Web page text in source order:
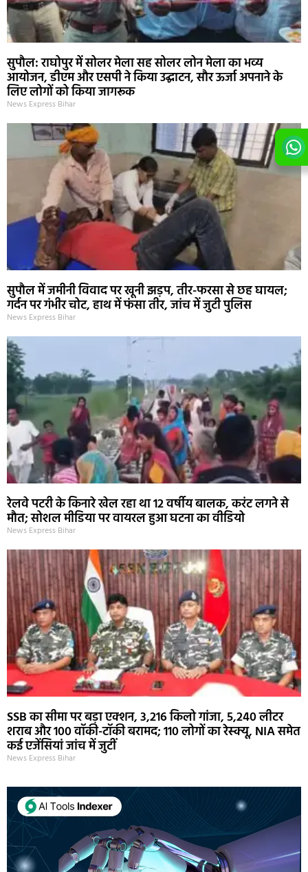
सुपौल: राघोपुर में सोलर मेला सह सोलर लोन मेला का भव्य
आयोजन, डीएम और एसपी ने किया उद्घाटन, सौर ऊर्जा अपनाने के
लिए लोगों को किया जागरूक
News Express Bihar
सुपौल में जमीनी विवाद पर खूनी झड़प, तीर-फरसा से छह घायल;
गर्दन पर गंभीर चोट, हाथ में फंसा तीर, जांच में जुटी पुलिस
News Express Bihar
रेलवे पटरी के किनारे खेल रहा था 12 वर्षीय बालक, करंट लगने से
मौत; सोशल मीडिया पर वायरल हुआ घटना का वीडियो
News Express Bihar
SSB का सीमा पर बड़ा एक्शन, 3,216 किलो गांजा, 5,240 लीटर
शराब और 100 वॉकी-टॉकी बरामद; 110 लोगों का रेस्क्यू, NIA समेत
कई एजेंसियां जांच में जुटीं
News Express Bihar